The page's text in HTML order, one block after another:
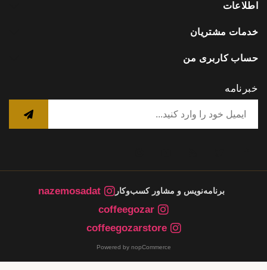
اطلاعات
خدمات مشتریان
حساب کاربری من
خبرنامه
برنامه‌نویس و مشاور کسب‌وکار
nazemosadat
coffeegozar
coffeegozarstore
Powered by nopCommerce